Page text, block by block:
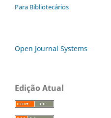
Para Bibliotecários
Open Journal Systems
Edição Atual